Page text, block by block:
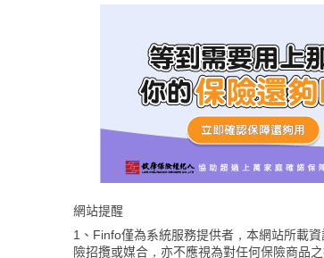
網站提醒
1、Finfo僅為系統服務提供者，本網站所載
險招攬或媒合，亦不應視為對任何保險商品